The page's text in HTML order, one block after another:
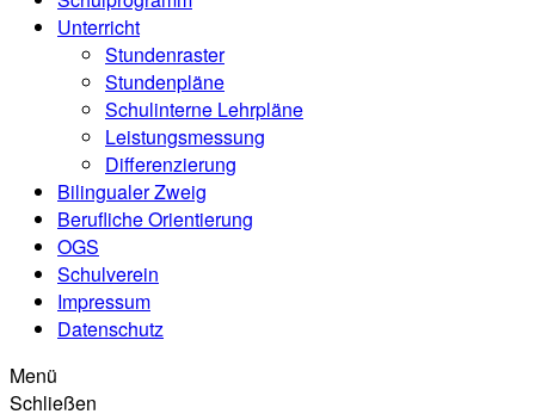
Unterricht
Stundenraster
Stundenpläne
Schulinterne Lehrpläne
Leistungsmessung
Differenzierung
Bilingualer Zweig
Berufliche Orientierung
OGS
Schulverein
Impressum
Datenschutz
Menü
Schließen